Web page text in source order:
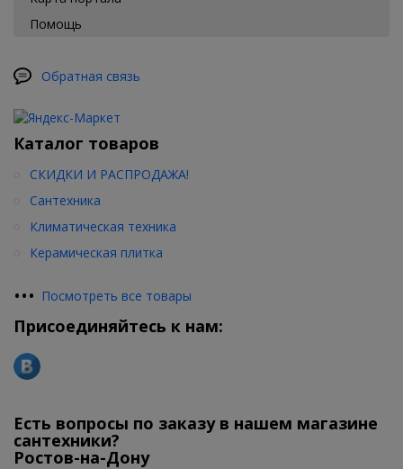
таких городах как Ростов-на-Дону, Москва, Краснодар, Санкт-
такими известными брендами как ALPEN, RADOMIR, APPOLLO,
Помощь
Обратная связь
Каталог товаров
СКИДКИ И РАСПРОДАЖА!
Сантехника
Климатическая техника
Керамическая плитка
••• Посмотреть все товары
Присоединяйтесь к нам:
Есть вопросы по заказу в нашем магазине
сантехники?
Ростов-на-Дону